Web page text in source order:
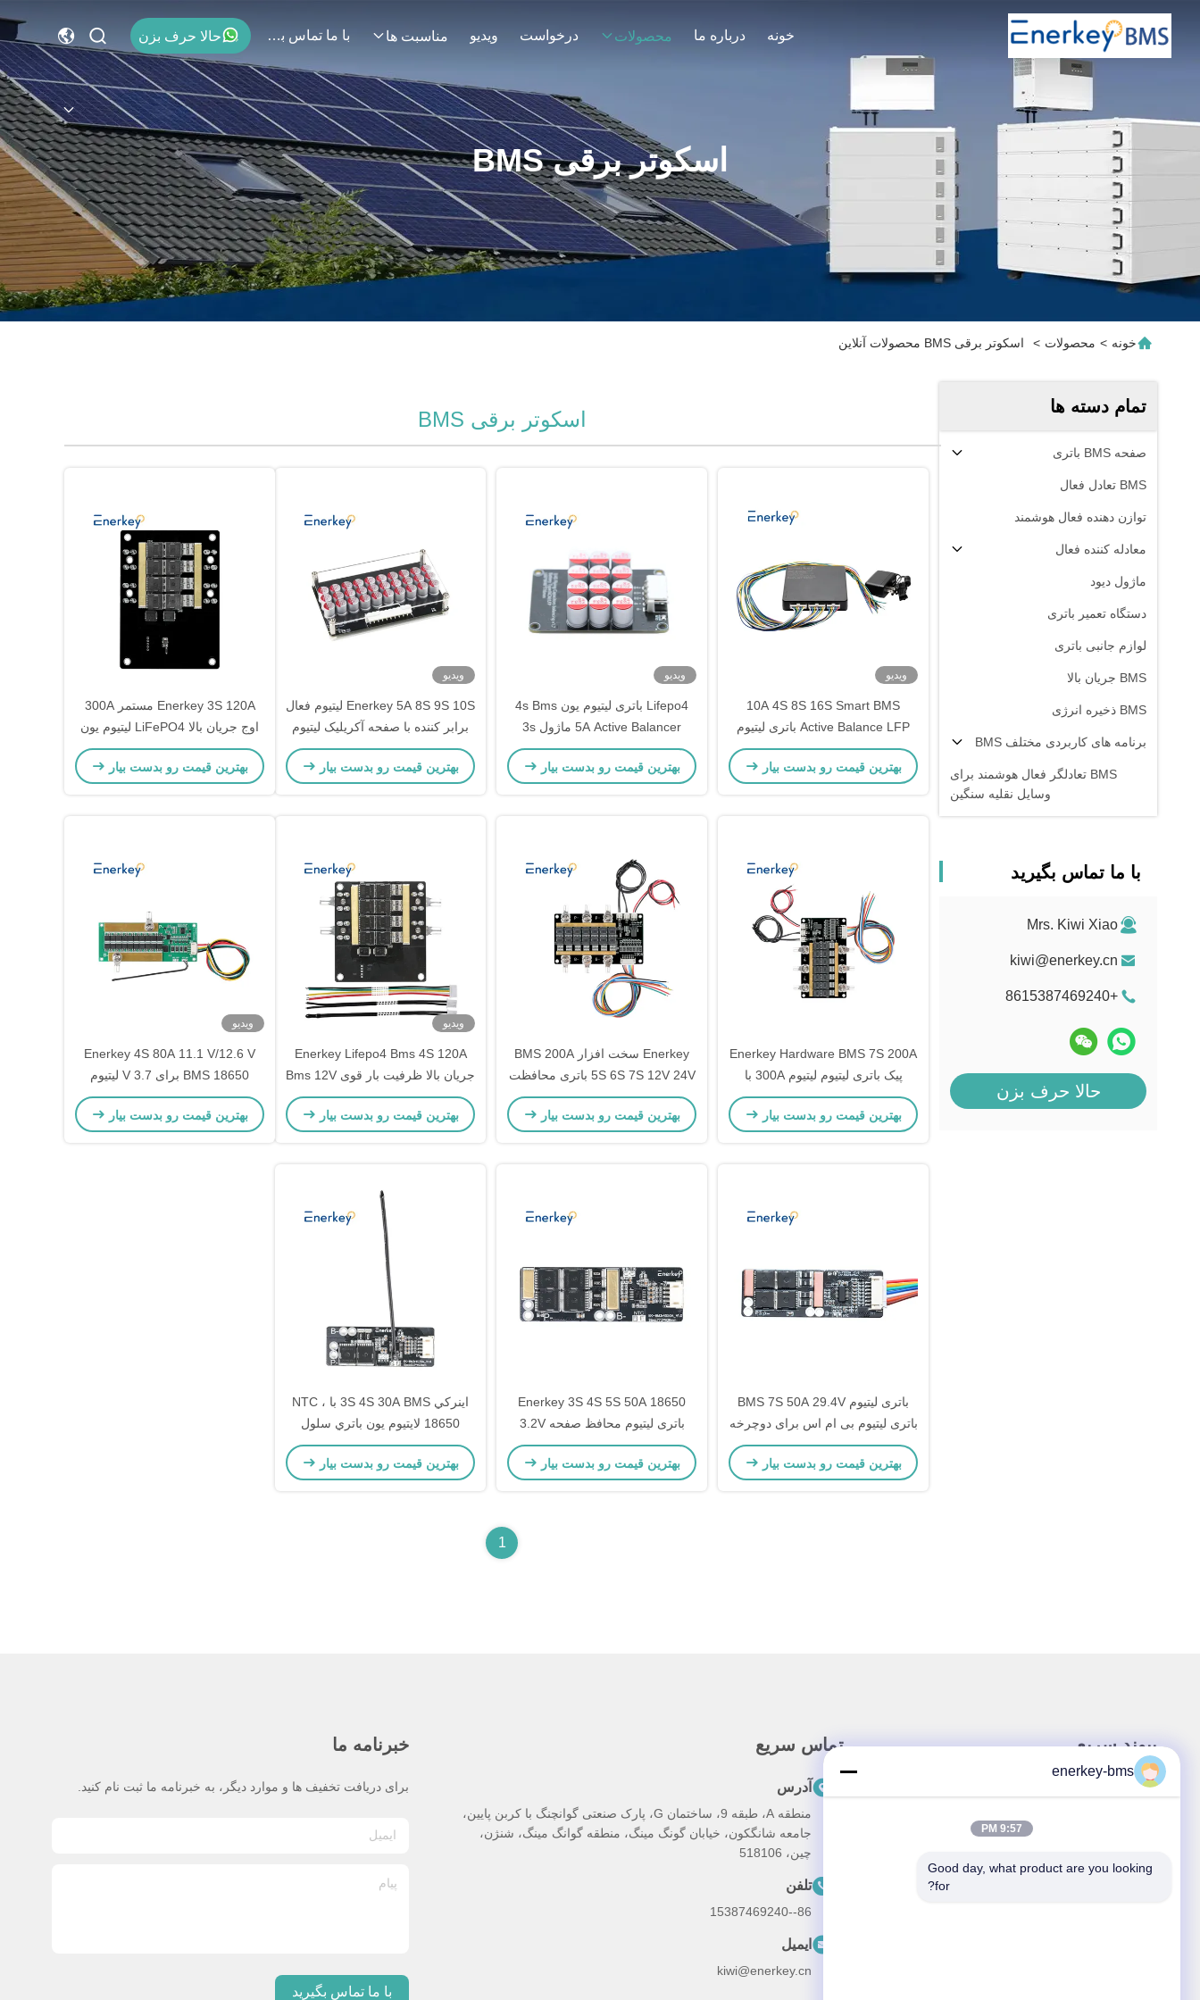
خونه درباره ما محصولات درخواست ویدیو مناسبت ها با ما تماس بگیرید حالا حرف بزن
اسکوتر برقی BMS
خونه > محصولات > اسکوتر برقی BMS محصولات آنلاین
تمام دسته ها
صفحه BMS باتری
BMS تعادل فعال
توازن دهنده فعال هوشمند
معادله کننده فعال
ماژول دیود
دستگاه تعمیر باتری
لوازم جانبی باتری
BMS جریان بالا
BMS ذخیره انرژی
برنامه های کاربردی مختلف BMS
BMS تعادلگر فعال هوشمند برای
وسایل نقلیه سنگین
با ما تماس بگیرید
Mrs. Kiwi Xiao
kiwi@enerkey.cn
+8615387469240
حالا حرف بزن
اسکوتر برقی BMS
ویدیو
10A 4S 8S 16S Smart BMS
Active Balance LFP باتری لیتیوم
یون لیتیوم با معادل BT
بهترین قیمت رو بدست بیار
ویدیو
Lifepo4 باتری لیتیوم یون 4s Bms
5A Active Balancer ماژول 3s
Active Balancer
بهترین قیمت رو بدست بیار
ویدیو
Enerkey 5A 8S 9S 10S لیتیوم فعال
برابر کننده با صفحه آکریلیک لیتیوم
یون/Lto/Lifepo4 باتری تعادل کننده
برای اسکوتر
بهترین قیمت رو بدست بیار
Enerkey 3S 120A مستمر 300A
اوج جریان بالا LiFePO4 لیتیوم یون
BMS برای ذخیره انرژی خورشیدی و
ابزار برق
بهترین قیمت رو بدست بیار
Enerkey Hardware BMS 7S 200A
پیک باتری لیتیوم لیتیوم 300A با
عملکرد تعادل
بهترین قیمت رو بدست بیار
Enerkey سخت افزار BMS 200A
5S 6S 7S 12V 24V باتری محافظت
هیئت مدیره با تعادل منفعل و NTC
بهترین قیمت رو بدست بیار
ویدیو
Enerkey Lifepo4 Bms 4S 120A
جریان بالا ظرفیت بار قوی Bms 12V
4S برای سیستم های مدیریت باتری
خورشیدی
بهترین قیمت رو بدست بیار
ویدیو
Enerkey 4S 80A 11.1 V/12.6 V
BMS 18650 برای 3.7 V لیتیوم
لیتیوم ایون Lifepo4 Lto SIB باتری
BMS
بهترین قیمت رو بدست بیار
باتری لیتیوم BMS 7S 50A 29.4V
باتری لیتیوم بی ام اس برای دوچرخه
برقی Lifepo4
بهترین قیمت رو بدست بیار
Enerkey 3S 4S 5S 50A 18650
باتری لیتیوم محافظ صفحه 3.2V
باتری لیتیوم یون BMS 4S برای
اسکوتر الکتریکی
بهترین قیمت رو بدست بیار
اينرکي 3S 4S 30A BMS با NTC ،
18650 لايتيوم يون باتري سلول
لايتيوم صفحه حفاظت از PCB
بهترین قیمت رو بدست بیار
1
پيوند سريع
خونه
تماس سریع
آدرس
منطقه A، طبقه 9، ساختمان G، پارک صنعتی گوانچنگ با کربن پایین،
جامعه شانگکون، خیابان گونگ مینگ، منطقه گوانگ مینگ، شنژن،
چین، 518106
تلفن
86--15387469240
ایمیل
kiwi@enerkey.cn
خبرنامه ما
برای دریافت تخفیف ها و موارد دیگر، به خبرنامه ما ثبت نام کنید.
با ما تماس بگیرید
enerkey-bms
9:57 PM
Good day, what product are you looking
for?